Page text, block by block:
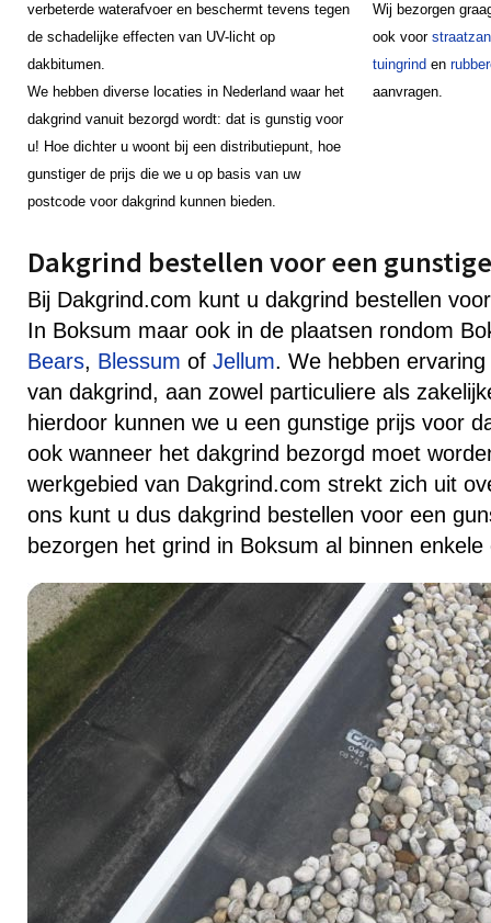
verbeterde waterafvoer en beschermt tevens tegen
de schadelijke effecten van UV-licht op
dakbitumen.
We hebben diverse locaties in Nederland waar het
dakgrind vanuit bezorgd wordt: dat is gunstig voor
u! Hoe dichter u woont bij een distributiepunt, hoe
gunstiger de prijs die we u op basis van uw
postcode voor dakgrind kunnen bieden.
Wij bezorgen
ook voor
tuingrind en
aanvragen.
Dakgrind bestellen voor een
Bij Dakgrind.com kunt u dakgrind bestellen
In Boksum maar ook in de plaatsen rondom
Bears, Blessum of Jellum. We hebben
van dakgrind, aan zowel particuliere als
hierdoor kunnen we u een gunstige prijs voor
ook wanneer het dakgrind bezorgd moet
werkgebied van Dakgrind.com strekt zich uit
ons kunt u dus dakgrind bestellen voor een
bezorgen het grind in Boksum al binnen enkele